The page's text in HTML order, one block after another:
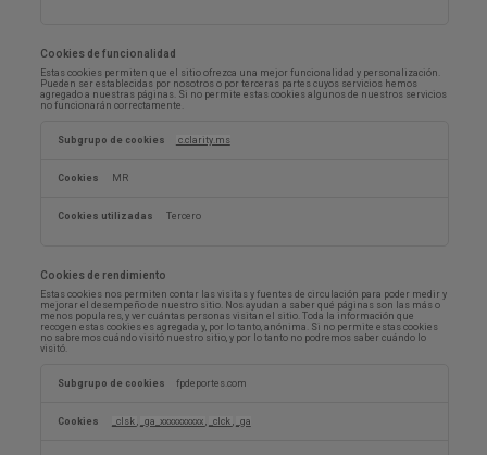
Cookies de funcionalidad
Estas cookies permiten que el sitio ofrezca una mejor funcionalidad y personalización.
Pueden ser establecidas por nosotros o por terceras partes cuyos servicios hemos
agregado a nuestras páginas. Si no permite estas cookies algunos de nuestros servicios
no funcionarán correctamente.
c.clarity.ms
MR
Tercero
Cookies de rendimiento
Estas cookies nos permiten contar las visitas y fuentes de circulación para poder medir y
mejorar el desempeño de nuestro sitio. Nos ayudan a saber qué páginas son las más o
menos populares, y ver cuántas personas visitan el sitio. Toda la información que
recogen estas cookies es agregada y, por lo tanto, anónima. Si no permite estas cookies
no sabremos cuándo visitó nuestro sitio, y por lo tanto no podremos saber cuándo lo
visitó.
fpdeportes.com
_clsk , _ga_xxxxxxxxxx , _clck , _ga